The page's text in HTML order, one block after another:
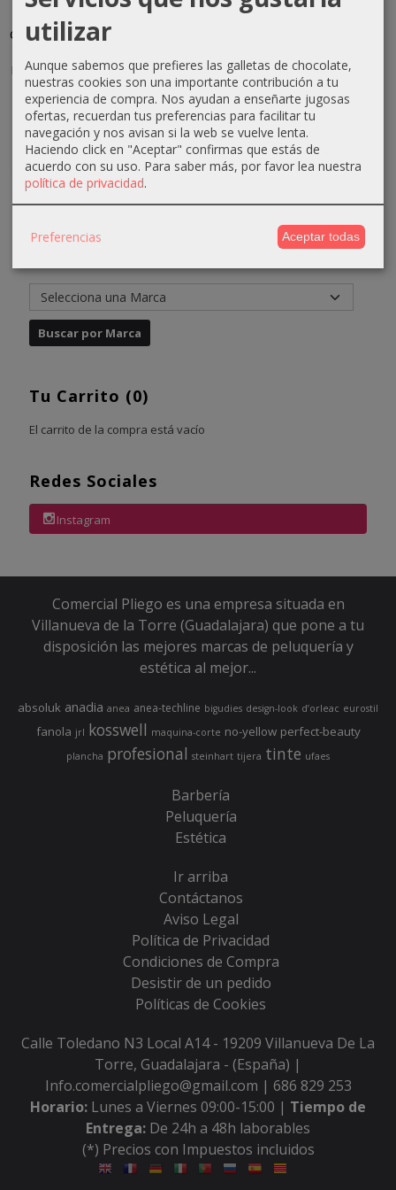
Tu Carrito (0)
El carrito de la compra está vacío
Redes Sociales
Instagram
cutis secos
normales...
7,41 €
9,41 €
limpiadora
7,33 €
10,33 €
equilibrante
31,96 €
35,96 € 22,47 €
25,47 €
Comercial Pliego es una empresa situada en
Villanueva de la Torre (Guadalajara) que pone a tu
disposición las mejores marcas de peluquería y
estética al mejor...
absoluk anadia anea anea-techline bigudies design-look d’orleac eurostil
fanola jrl kosswell maquina-corte no-yellow perfect-beauty
plancha profesional steinhart tijera tinte ufaes
Barbería
Peluquería
Estética
Ir arriba
Contáctanos
Aviso Legal
Política de Privacidad
Condiciones de Compra
Desistir de un pedido
Políticas de Cookies
Calle Toledano N3 Local A14 - 19209 Villanueva De La
Torre, Guadalajara - (España) |
Info.comercialpliego@gmail.com | 686 829 253
Horario: Lunes a Viernes 09:00-15:00 | Tiempo de
Entrega: De 24h a 48h laborables
(*) Precios con Impuestos incluidos
utilizar
Aunque sabemos que prefieres las galletas de chocolate,
nuestras cookies son una importante contribución a tu
experiencia de compra. Nos ayudan a enseñarte jugosas
ofertas, recuerdan tus preferencias para facilitar tu
navegación y nos avisan si la web se vuelve lenta.
Haciendo click en "Aceptar" confirmas que estás de
acuerdo con su uso. Para saber más, por favor lea nuestra
política de privacidad.
Preferencias Aceptar todas